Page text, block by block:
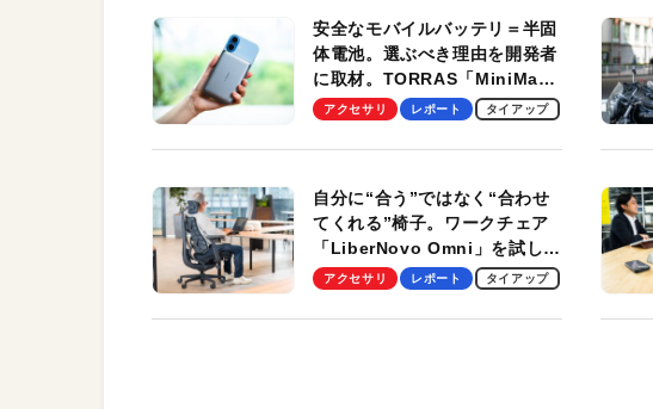
安全なモバイルバッテリ＝半固
体電池。選ぶべき理由を開発者
に取材。TORRAS「MiniMag
Pro」の実機レビューも
アクセサリ レポート タイアップ
自分に“合う”ではなく“合わせ
てくれる”椅子。ワークチェア
「LiberNovo Omni」を試して
わかったその魅力。まさかのス
アクセサリ レポート タイアップ